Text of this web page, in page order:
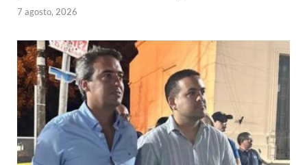
7 agosto, 2026